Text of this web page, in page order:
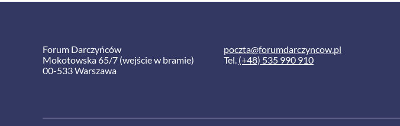
Forum Darczyńców
Mokotowska 65/7 (wejście w bramie)
00-533 Warszawa
poczta@forumdarczyncow.pl
Tel. (+48) 535 990 910